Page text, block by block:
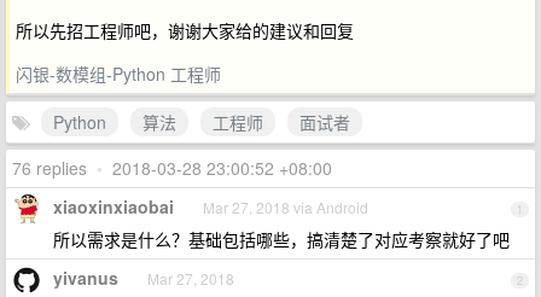
所以先招工程师吧，谢谢大家给的建议和回复
闪银-数模组-Python 工程师
Python
算法 工程师
面试者
76 replies • 2018-03-28 23:00:52 +08:00
1
xiaoxinxiaobai Mar 27, 2018 via Android
所以需求是什么？基础包括哪些，搞清楚了对应考察就好了吧
2
yivanus Mar 27, 2018